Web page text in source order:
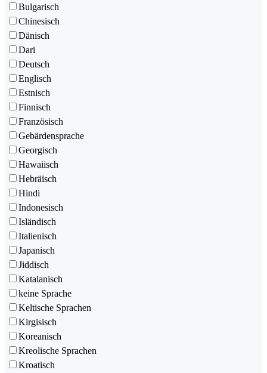
Bulgarisch
Chinesisch
Dänisch
Dari
Deutsch
Englisch
Estnisch
Finnisch
Französisch
Gebärdensprache
Georgisch
Hawaiisch
Hebräisch
Hindi
Indonesisch
Isländisch
Italienisch
Japanisch
Jiddisch
Katalanisch
keine Sprache
Keltische Sprachen
Kirgisisch
Koreanisch
Kreolische Sprachen
Kroatisch